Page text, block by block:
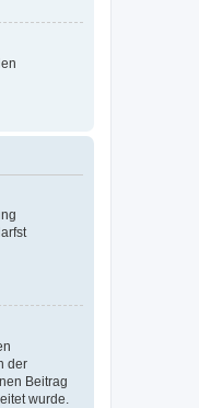
der
Beitrag
wurde.